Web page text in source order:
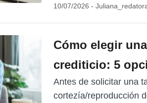
10/07/2026 -
Cómo elegir
crediticio: 5
Antes de solicitar una
cortezía/reproducción